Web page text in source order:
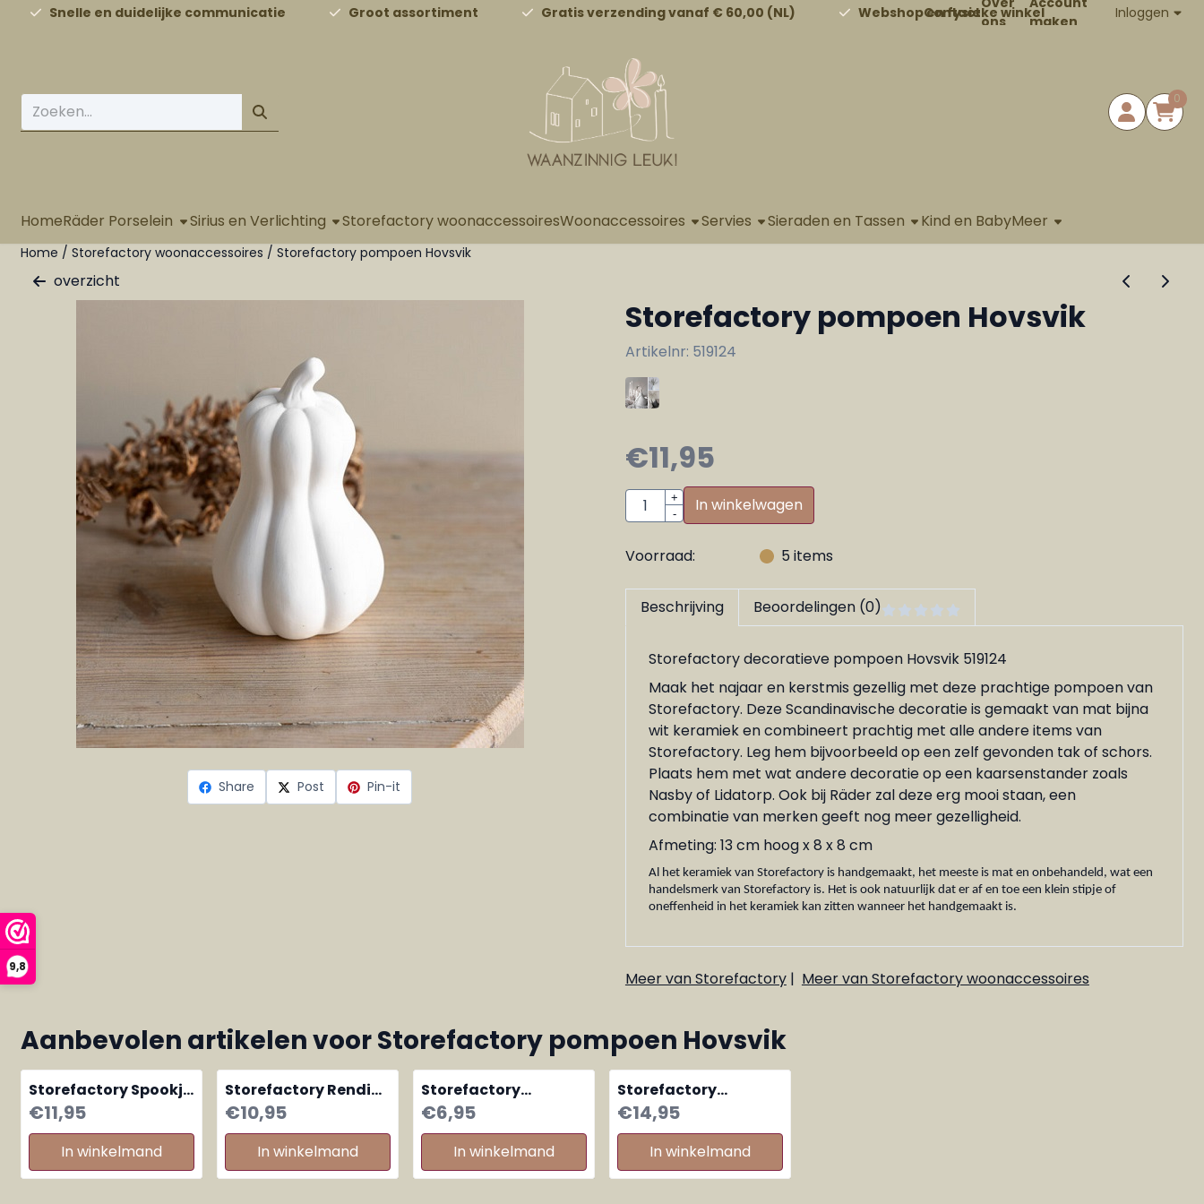
9,8
Cookievoorkeuren zijn beschikbaar. Kies instellingen of sta alle cookies toe.
Snelle en duidelijke communicatie Groot assortiment Gratis verzending vanaf € 60,00 (NL) Webshop en fysieke winkel
Contact
ons
maken
Inloggen
Zoeken 0
HomeRäder Porselein Sirius en Verlichting Storefactory woonaccessoiresWoonaccessoires Servies Sieraden en Tassen Kind en BabyMeer
Home / Storefactory woonaccessoires / Storefactory pompoen Hovsvik
overzicht
Share Post Pin-it
Storefactory pompoen Hovsvik
Artikelnr: 519124
€11,95
Aantal
+
-
In winkelwagen
Voorraad: 5 items
Beschrijving Beoordelingen (0)
Storefactory decoratieve pompoen Hovsvik 519124
Maak het najaar en kerstmis gezellig met deze prachtige pompoen van
Storefactory. Deze Scandinavische decoratie is gemaakt van mat bijna
wit keramiek en combineert prachtig met alle andere items van
Storefactory. Leg hem bijvoorbeeld op een zelf gevonden tak of schors.
Plaats hem met wat andere decoratie op een kaarsenstander zoals
Nasby of Lidatorp. Ook bij Räder zal deze erg mooi staan, een
combinatie van merken geeft nog meer gezelligheid.
Afmeting: 13 cm hoog x 8 x 8 cm
Al het keramiek van Storefactory is handgemaakt, het meeste is mat en onbehandeld, wat een
handelsmerk van Storefactory is. Het is ook natuurlijk dat er af en toe een klein stipje of
oneffenheid in het keramiek kan zitten wanneer het handgemaakt is.
Meer van Storefactory| Meer van Storefactory woonaccessoires
Aanbevolen artikelen voorStorefactory pompoen Hovsvik
Storefactory Spookje
Sune small
Prijs: 11,95
€11,95
In winkelmand
Storefactory Rendier
Sten liggend medium
Prijs: 10,95
€10,95
In winkelmand
Storefactory
pompoen Hillinge
small
Prijs: 6,95
€6,95
In winkelmand
Storefactory
decoratieve auto
met kadootjes
Prijs: 14,95
€14,95
In winkelmand